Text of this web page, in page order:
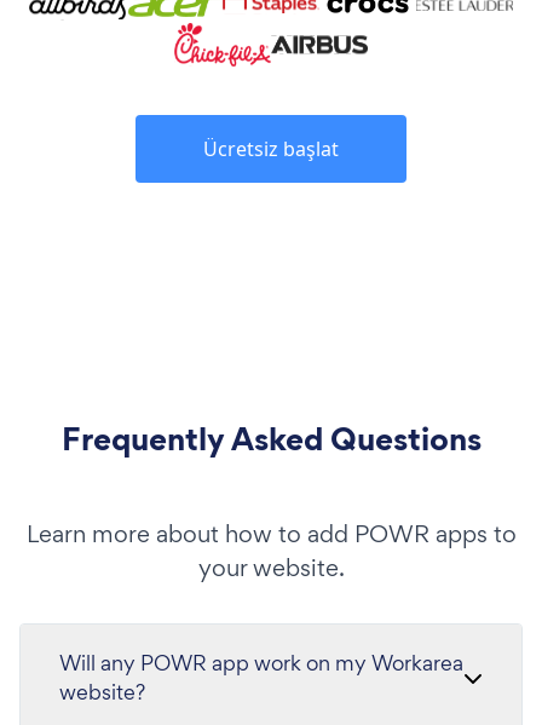
Ücretsiz başlat
Frequently Asked Questions
Learn more about how to add POWR apps to
your website.
Will any POWR app work on my Workarea
website?